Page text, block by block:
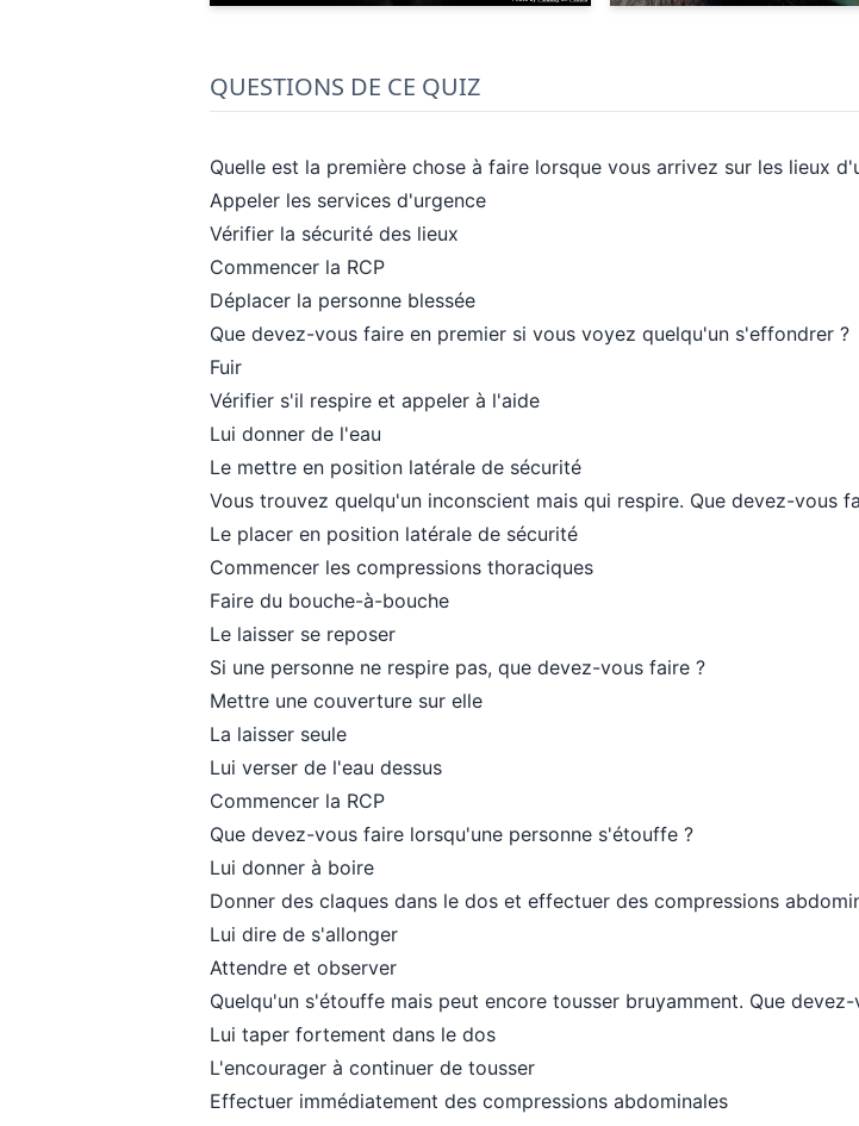
QUESTIONS DE CE QUIZ
Quelle est la première chose à faire lorsque vous arrivez sur les lieux
Appeler les services d'urgence
Vérifier la sécurité des lieux
Commencer la RCP
Déplacer la personne blessée
Que devez-vous faire en premier si vous voyez quelqu'un s'effondrer ?
Fuir
Vérifier s'il respire et appeler à l'aide
Lui donner de l'eau
Le mettre en position latérale de sécurité
Vous trouvez quelqu'un inconscient mais qui respire. Que devez-vous
Le placer en position latérale de sécurité
Commencer les compressions thoraciques
Faire du bouche-à-bouche
Le laisser se reposer
Si une personne ne respire pas, que devez-vous faire ?
Mettre une couverture sur elle
La laisser seule
Lui verser de l'eau dessus
Commencer la RCP
Que devez-vous faire lorsqu'une personne s'étouffe ?
Lui donner à boire
Donner des claques dans le dos et effectuer des compressions
Lui dire de s'allonger
Attendre et observer
Quelqu'un s'étouffe mais peut encore tousser bruyamment. Que
Lui taper fortement dans le dos
L'encourager à continuer de tousser
Effectuer immédiatement des compressions abdominales